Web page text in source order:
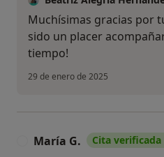
Muchísimas gracias por
sido un placer
tiempo!
29 de enero de 2025
María G. Cita verificada